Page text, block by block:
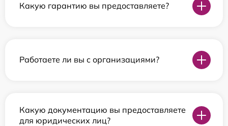
Какую гарантию вы предоставляете?
Работаете ли вы с организациями?
Какую документацию вы предоставляете
для юридических лиц?